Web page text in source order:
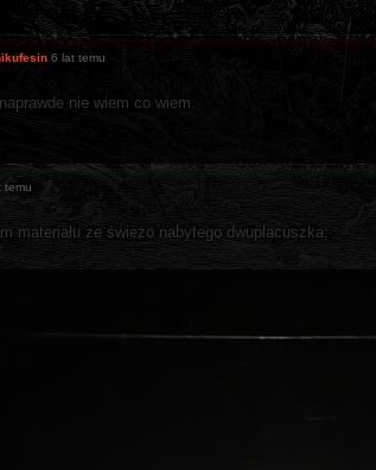
6 lat temu
nie wiem co wiem.
temu
materiału ze świeżo nabytego dwuplacuszka;